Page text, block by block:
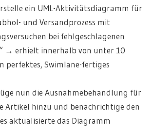
ein UML-Aktivitätsdiagramm für
und Versandprozess mit
bei fehlgeschlagenen
→ erhielt innerhalb von unter 10
perfektes, Swimlane-fertiges
nun die Ausnahmebehandlung für
Artikel hinzu und benachrichtige den
aktualisierte das Diagramm